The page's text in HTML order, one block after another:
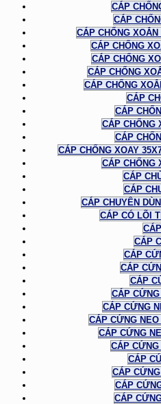
CÁP
CÁP
CÁP CHỐNG
CÁP CHỐNG
CÁP CHỐNG
CÁP CHỐNG
CÁP CHỐNG
CÁP
CÁP
CÁP CHỐNG
CÁP
CÁP CHỐNG XOAY
CÁP CHỐNG
CÁP
CÁP
CÁP CHUYÊN
CÁP CÓ LÕI
CÁP
CÁP
CÁP
CÁP
CÁP
CÁP CỨNG
CÁP CỨNG
CÁP CỨNG
CÁP
CÁP
CÁP
CÁP
CÁP